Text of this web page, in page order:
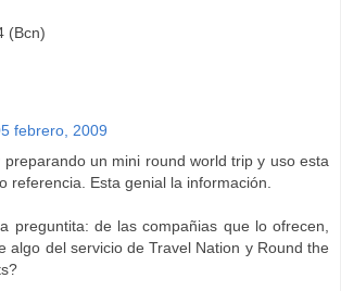
(Bcn)
febrero, 2009
preparando un mini round world trip y uso esta
referencia. Esta genial la información.
preguntita: de las compañias que lo ofrecen,
algo del servicio de Travel Nation y Round the